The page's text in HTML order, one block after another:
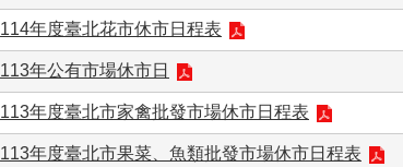
114年度臺北花市休市日程表
113年公有市場休市日
113年度臺北市家禽批發市場休市日程表
113年度臺北市果菜、魚類批發市場休市日程表